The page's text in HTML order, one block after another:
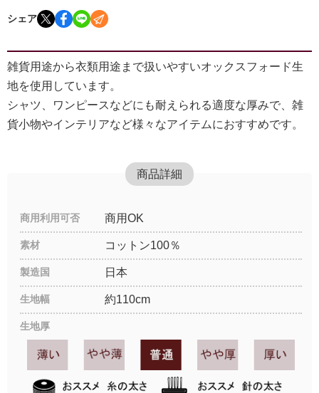
シェア
雑貨用途から衣類用途まで扱いやすいオックスフォード生
地を使用しています。
シャツ、ワンピースなどにも耐えられる適度な厚みで、雑
貨小物やインテリアなど様々なアイテムにおすすめです。
商品詳細
商用利用可否 商用OK
素材 コットン100％
製造国 日本
生地幅 約110cm
生地厚